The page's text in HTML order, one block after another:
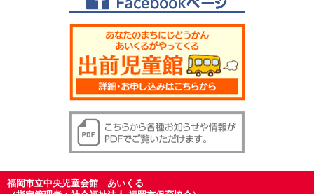
福岡市立中央児童会館 あいくる